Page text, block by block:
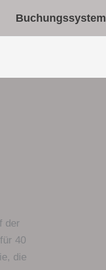
Buchungssystem
der
40
die